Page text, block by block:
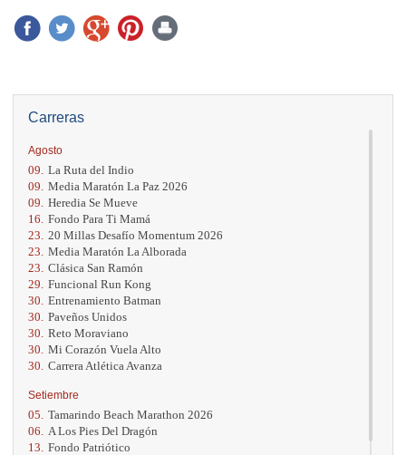
Carreras
Agosto
09. La Ruta del Indio
09. Media Maratón La Paz 2026
09. Heredia Se Mueve
16. Fondo Para Ti Mamá
23. 20 Millas Desafío Momentum 2026
23. Media Maratón La Alborada
23. Clásica San Ramón
29. Funcional Run Kong
30. Entrenamiento Batman
30. Paveños Unidos
30. Reto Moraviano
30. Mi Corazón Vuela Alto
30. Carrera Atlética Avanza
Setiembre
05. Tamarindo Beach Marathon 2026
06.
A Los Pies Del Dragón
13. Fondo Patriótico